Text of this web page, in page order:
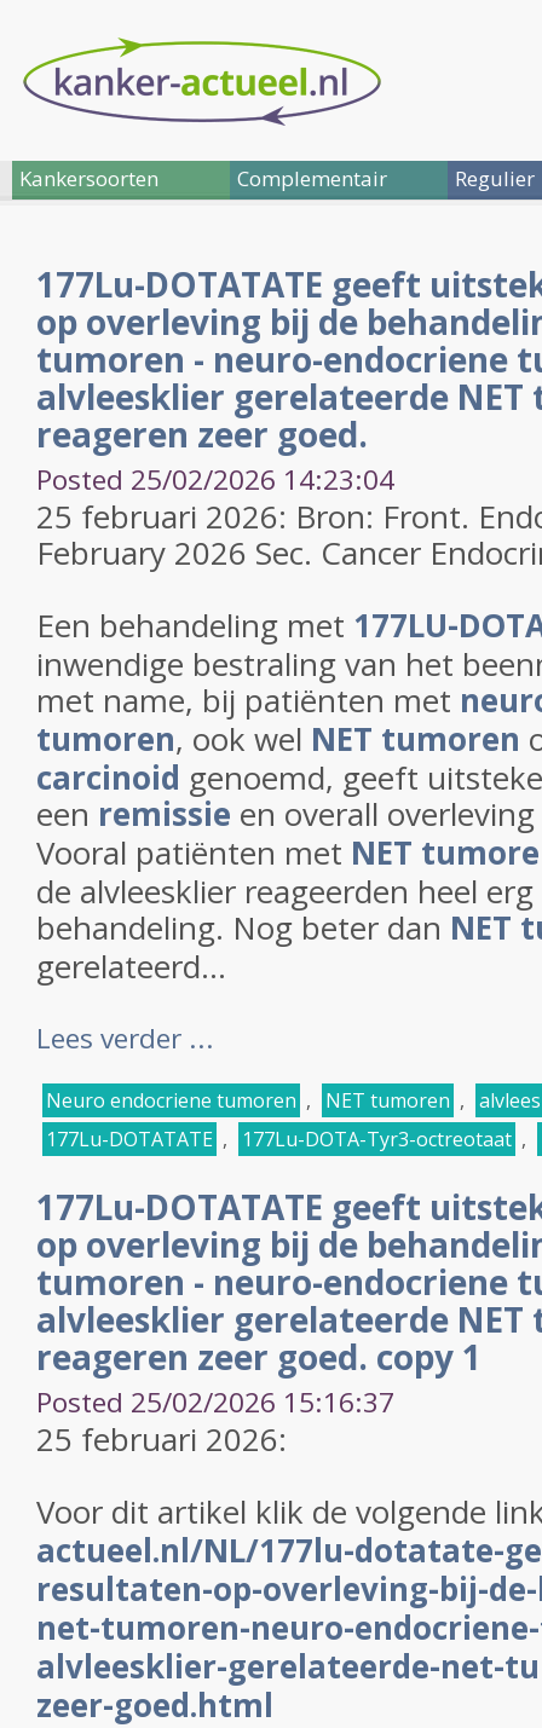
Kankersoorten Complementair Regulier
177Lu-DOTATATE geeft
op overleving bij de
tumoren - neuro-endocriene
alvleesklier gerelateerde
reageren zeer goed.
Posted 25/02/2026 14:23:04
25 februari 2026: Bron: Front.
February 2026 Sec. Cancer
Een behandeling met 177LU-
inwendige bestraling van het
met name, bij patiënten met
tumoren, ook wel NET tumoren
carcinoid genoemd, geeft
een remissie en overall
Vooral patiënten met NET
de alvleesklier reageerden heel
behandeling. Nog beter dan NET
gerelateerd...
Lees verder ...
Neuro endocriene tumoren , NET tumoren ,
177Lu-DOTATATE , 177Lu-DOTA-Tyr3-octreotaat ,
177Lu-DOTATATE geeft
op overleving bij de
tumoren - neuro-endocriene
alvleesklier gerelateerde
reageren zeer goed. copy 1
Posted 25/02/2026 15:16:37
25 februari 2026:
Voor dit artikel klik de volgende
actueel.nl/NL/177lu-dotatate-
resultaten-op-overleving-bij-
net-tumoren-neuro-
alvleesklier-gerelateerde-net-
zeer-goed.html